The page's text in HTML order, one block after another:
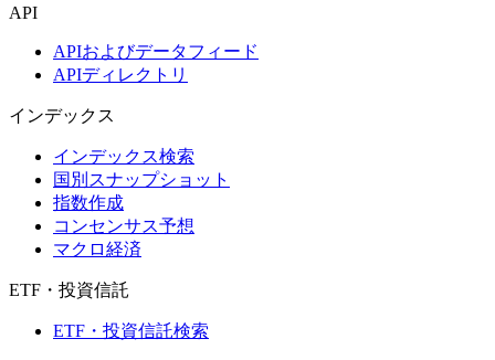
API
APIおよびデータフィード
APIディレクトリ
インデックス
インデックス検索
国別スナップショット
指数作成
コンセンサス予想
マクロ経済
ETF・投資信託
ETF・投資信託検索